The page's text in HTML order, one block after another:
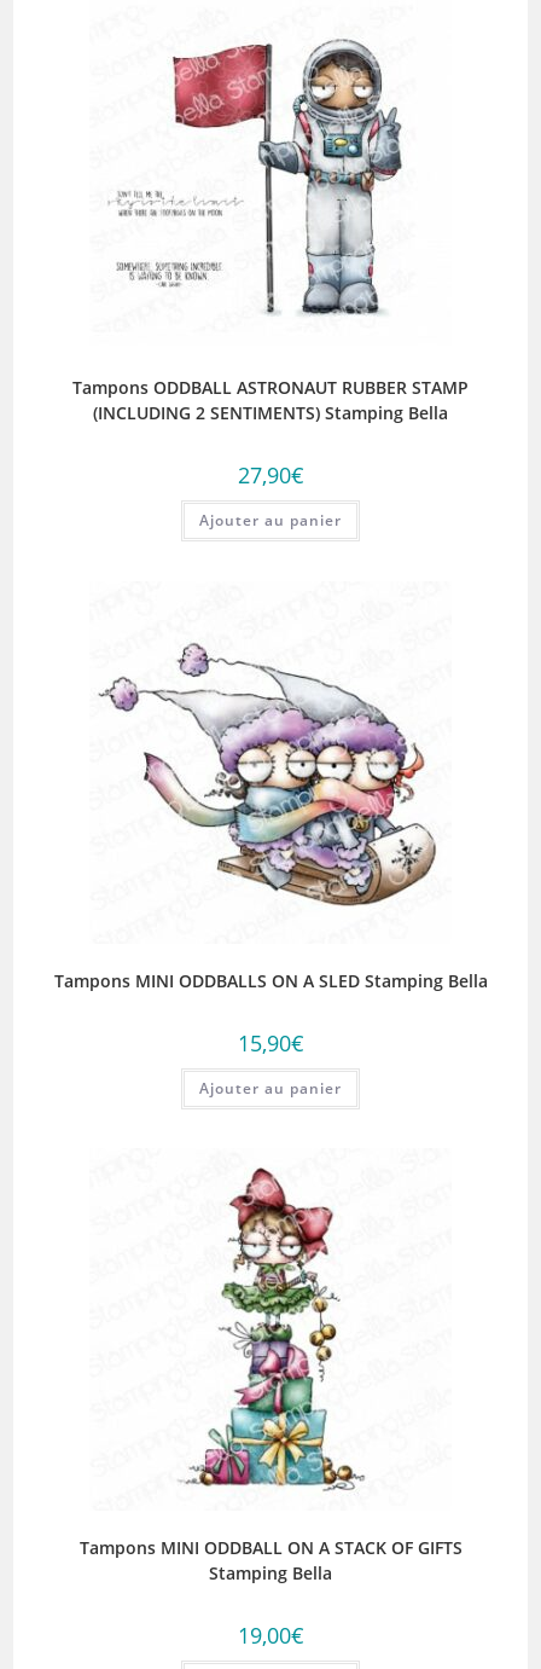
Tampons ODDBALL ASTRONAUT RUBBER STAMP
(INCLUDING 2 SENTIMENTS) Stamping Bella
27,90€
Ajouter au panier
Tampons MINI ODDBALLS ON A SLED Stamping Bella
15,90€
Ajouter au panier
Tampons MINI ODDBALL ON A STACK OF GIFTS
Stamping Bella
19,00€